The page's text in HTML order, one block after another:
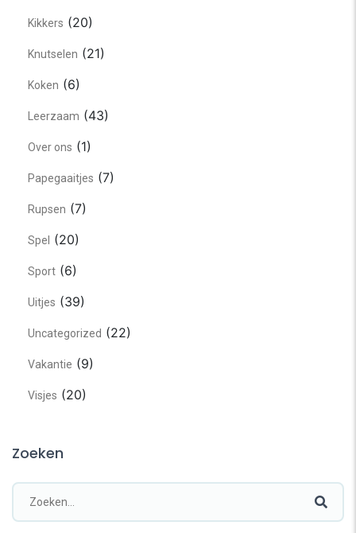
Kikkers (20)
Knutselen (21)
Koken (6)
Leerzaam (43)
Over ons (1)
Papegaaitjes (7)
Rupsen (7)
Spel (20)
Sport (6)
Uitjes (39)
Uncategorized (22)
Vakantie (9)
Visjes (20)
Zoeken